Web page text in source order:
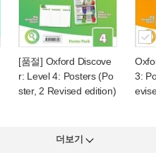
[품절] Oxford Discove
r: Level 4: Posters (Po
ster, 2 Revised edition)
3:
더보기